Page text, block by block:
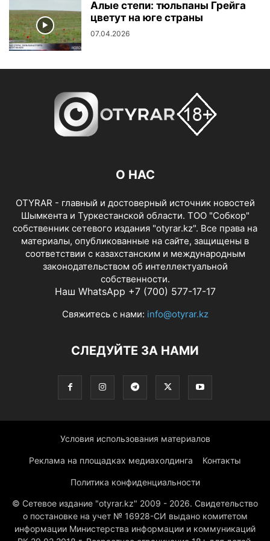
Алые степи: тюльпаны Грейга
цветут на юге страны
07.04.2026
О НАС
OTYRAR - главный и достоверный источник новостей
Шымкента и Туркестанской области. ТОО "Собкор"
собственник сетевого издания "otyrar.kz". Все права на
материалы, опубликованные на сайте, защищены в
соответствии с казахстанским и международным
законодательством об интеллектуальной
собственности.
Наш WhatsApp +7 (700) 577-17-17
Свяжитесь с нами: info@otyrar.kz
СЛЕДУЙТЕ ЗА НАМИ
Условия использования материалов
Реклама на площадках медиахолдинга Контакты
Политика конфиденциальности
© Сетевое издание "otyrar.kz" 2009 - 2026. Свидетельство
о постановке на учет № 16928-СИ выдано комитетом
информации Министерства информации и коммуникаций